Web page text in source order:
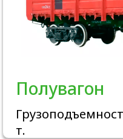
Полувагон
т.